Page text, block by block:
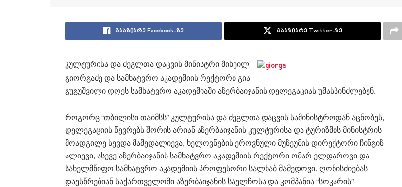
გააზიარე Facebook-ზე გააზიარე Twitter-ზე
კულტურისა და ძეგლთა დაცვის მინისტრი მიხეილ
გიორგაძე და სამხატვრო აკადემიის რექტორი გია
გუგუშვილი დღეს სამხატვრო აკადემიაში აზერბაიჯანის დელეგაციას უმასპინძლებენ.
როგორც “თბილისი თაიმსს” კულტურისა და ძეგლთა დაცვის სამინისტროდან აცნობეს,
დელეგაციის წევრებს შორის არიან აზერბაიჯანის კულტურისა და ტურიზმის მინისტრის
მოადგილე სევდა მამედალიევა, ხელოვნების ეროვნული მუზეუმის დირექტორი ჩინგიზ
ალიევი, ასევე აზერბაიჯანის სამხატვრო აკადემიის რექტორი ომარ ელდაროვი და
სახელმწიფო სამხატვრო აკადემიის პროფესორი სალხაბ მამედოვი. ღონისძიებას
დაესწრებიან საქართველოში აზერბაიჯანის საელჩოსა და კომპანია “სოკარის”